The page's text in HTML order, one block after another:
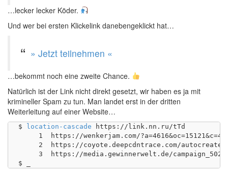
…lecker lecker Köder.
Und wer bei ersten Klickelink danebengeklickt hat…
» Jetzt teilnehmen «
…bekommt noch eine zweite Chance.
Natürlich ist der Link nicht direkt gesetzt, wir haben es ja mit
krimineller Spam zu tun. Man landet erst in der dritten
Weiterleitung auf einer Website…
$ location-cascade https://link.nn.ru/tTd
     1	https://wenkerjam.com/?a=4616&oc=15121&c=42077&m=3&s1=
     2	https://coyote.deepcdntrace.com/autocreate,24,09,2021,de,media_503.html?idPartner=32&idCampaignAd=0&subId=248386437&subIdentifier=4616&utm_source=Lola
     3	https://media.gewinnerwelt.de/campaign_502.html?coyoteAffiliTokenId=27963877&utm_source=Lola&